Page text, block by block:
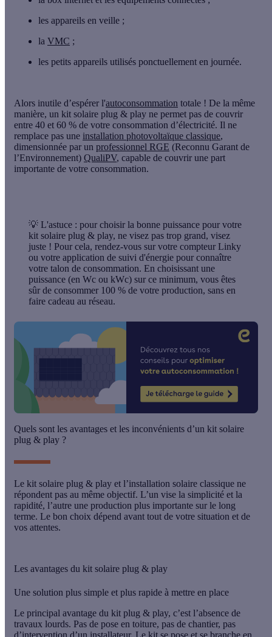
les appareils en veille ;
la VMC ;
les petits appareils utilisés ponctuellement en journée.
Alors inutile d’espérer l'autoconsommation totale ! De la même
manière, un kit solaire plug & play ne permet pas de couvrir
entre 40 et 60 % de votre consommation d’électricité. Il ne
remplace pas une installation photovoltaïque classique,
dimensionnée par un professionnel RGE (Reconnu Garant de
l’Environnement) QualiPV, capable de couvrir une part
importante de votre consommation.
💡 L'astuce : pour choisir la bonne puissance pour votre
kit solaire plug & play, ne visez pas trop grand, visez
juste ! Pour cela, rendez-vous sur votre compteur Linky
ou votre application de suivi d'énergie pour connaître
votre talon de consommation. En choisissant une
puissance (en Wc ou kWc) sur ce minimum, vous êtes
sûr de consommer 100 % de votre production, sans en
faire cadeau au réseau.
Quels sont les avantages et les inconvénients d’un kit solaire
plug & play ?
Le kit solaire plug & play et l’installation solaire classique ne
répondent pas au même objectif. L’un vise la simplicité et la
rapidité, l’autre une production plus importante sur le long
terme. Le bon choix dépend avant tout de votre situation et de
vos attentes.
Les avantages du kit solaire plug & play
Une solution plus simple et plus rapide à mettre en place
Le principal avantage du kit plug & play, c’est l’absence de
travaux lourds. Pas de pose en toiture, pas de chantier, pas